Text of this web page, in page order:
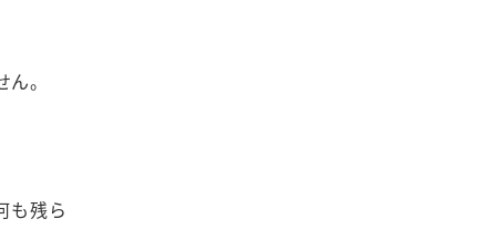
。
も残ら